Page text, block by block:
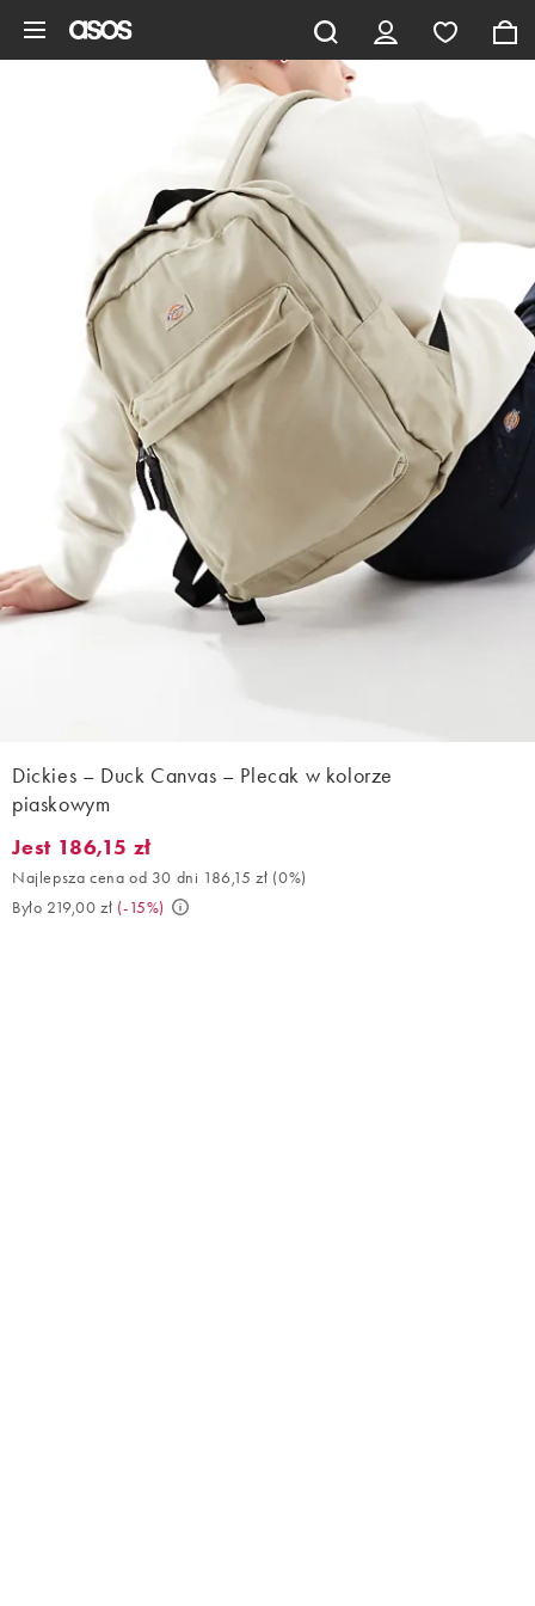
Dickies – Duck Canvas – Plecak w kolorze
piaskowym
Jest 186,15 zł. Najlepsza cena od 30 dni 186,15 zł (0%). Było
Jest 186,15 zł
Najlepsza cena od 30 dni 186,15 zł (0%)
Było 219,00 zł (-15%)